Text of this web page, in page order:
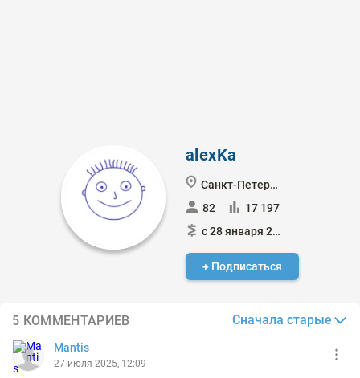
alexKa
Санкт-Петербург
82
17 197
с 28 января 2011
+ Подписаться
5 КОММЕНТАРИЕВ Сначала старые
Mantis
27 июля 2025, 12:09